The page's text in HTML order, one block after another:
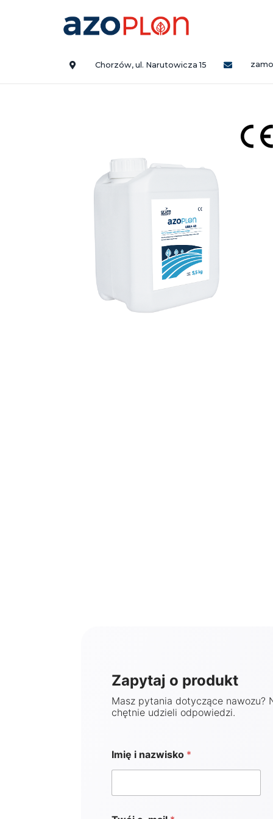
Chorzów, ul. Narutowicza 15
Zapytaj o produkt
Masz pytania dotyczące nawozu?
chętnie udzieli odpowiedzi.
Imię i nazwisko *